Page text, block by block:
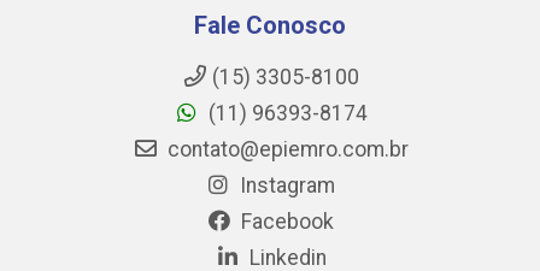
Fale Conosco
(15) 3305-8100
(11) 96393-8174
contato@epiemro.com.br
Instagram
Facebook
Linkedin